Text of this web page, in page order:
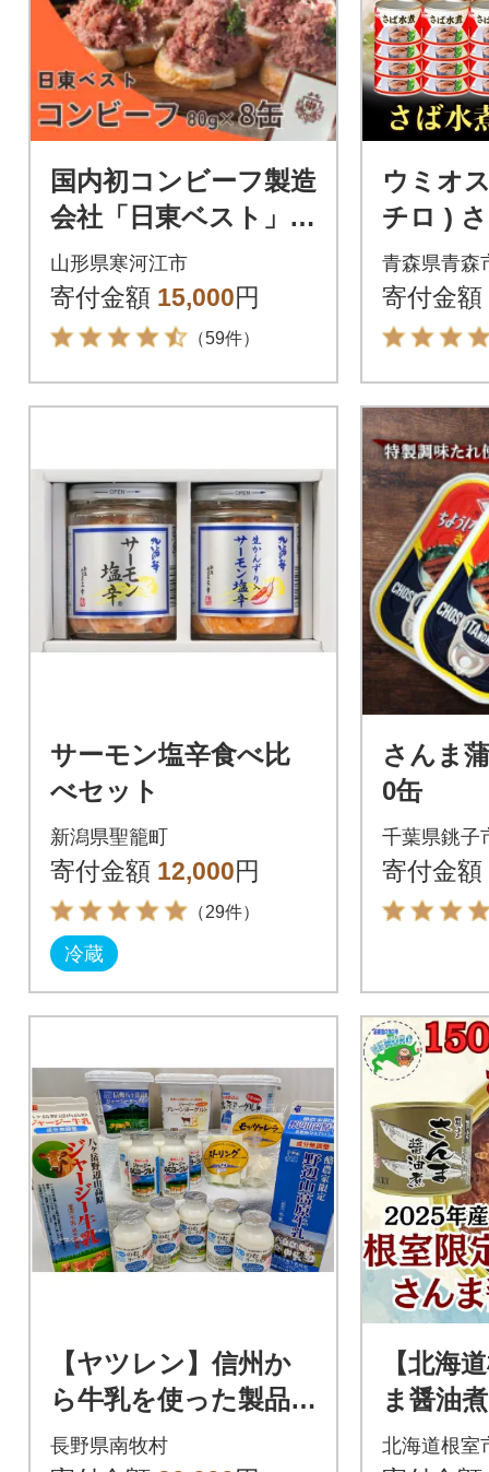
国内初コンビーフ製造
会社「日東ベスト」の
コンビーフ8缶
山形県寒河江市
寄付金額 15,000円
（59件）
ウミオ
チロ )
缶詰
さと納税
青森県青森
寄付金額
サーモン塩辛食べ比
べセット
新潟県聖籠町
寄付金額 12,000円
（29件）
冷蔵
さんま
0缶
千葉県銚子
寄付金額
【ヤツレン】信州か
ら牛乳を使った製品
セット(牛乳、ヨーグ
長野県南牧村
【北海
ま醤油
78034
北海道根室